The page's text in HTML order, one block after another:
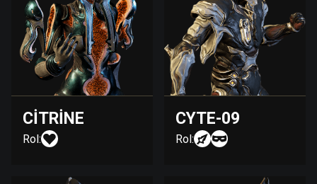
CITRINE
Rol:
CYTE-09
Rol: